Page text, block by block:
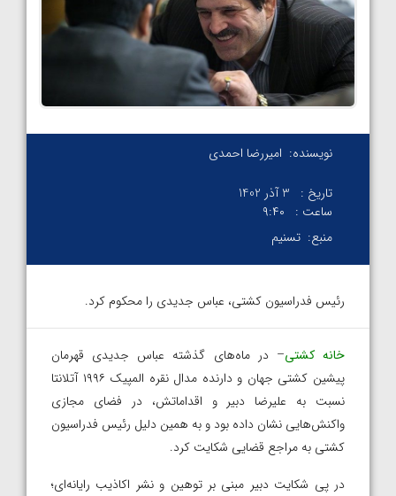
نویسنده: امیررضا احمدی
تاریخ :
3 آذر 1402
ساعت :
۹:۴۰
منبع: تسنیم
رئیس فدراسیون کشتی، عباس جدیدی را محکوم کرد.
خانه کشتی– در ماه‌های گذشته عباس جدیدی قهرمان
پیشین کشتی جهان و دارنده مدال نقره المپیک ۱۹۹۶ آتلانتا
نسبت به علیرضا دبیر و اقداماتش، در فضای مجازی
واکنش‌هایی نشان داده بود و به همین دلیل رئیس فدراسیون
کشتی به مراجع قضایی شکایت کرد.
در پی شکایت دبیر مبنی بر توهین و نشر اکاذیب رایانه‌ای؛